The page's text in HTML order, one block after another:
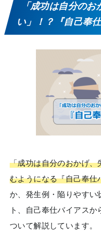
「成功は自分の
い」！？『自己奉
「成功は自分のおかげ、
むようになる『自己奉仕
か、発生例・陥りやすい
ト、自己奉仕バイアス
ついて解説しています。